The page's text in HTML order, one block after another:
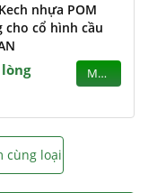
nhựa POM
cho cổ hình cầu
MUA
cùng loại